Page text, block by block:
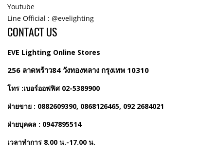
Youtube
Line Official : @evelighting
CONTACT US
EVE Lighting Online Stores
256 ลาดพร้าว84 วังทองหลาง กรุงเทพ 10310
โทร :เบอร์ออฟฟิศ 02-5389900
ฝ่ายขาย : 0882609390, 0868126465, 092 2684021
ฝ่ายบุคคล : 0947895514
เวลาทำการ 8.00 น.-17.00 น.